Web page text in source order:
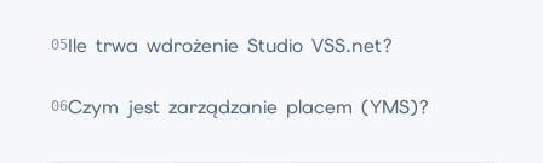
05Ile trwa wdrożenie Studio VSS.net?
06Czym jest zarządzanie placem (YMS)?